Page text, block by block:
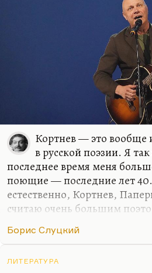
Кортнев — это вообще
в русской поэзии. Я
последнее время меня
поющие — последние лет
естественно, Кортнев,
считаю очень большим
Оксимирон — это тоже
Это связано, наверное, с тем,
Борис Слуцкий
ЛИТЕРАТУРА